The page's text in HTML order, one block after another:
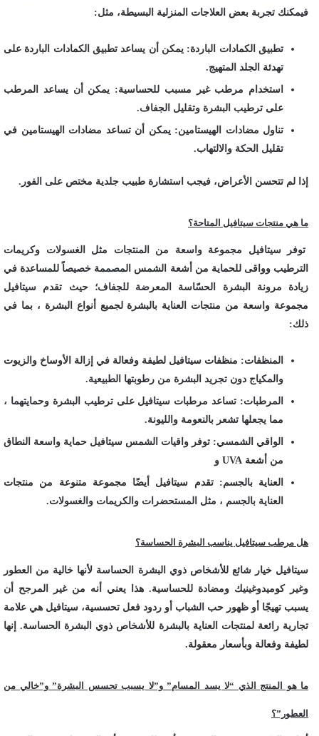
فيمكنك تجربة بعض العلاجات المنزلية البسيطة، مثل:
تطبيق الكمادات الباردة: يمكن أن يساعد تطبيق الكمادات الباردة على
تهدئة الجلد المتهيج.
استخدام مرطب غير مسبب للحساسية: يمكن أن يساعد المرطب
على ترطيب البشرة وتقليل الجفاف.
تناول مضادات الهيستامين: يمكن أن تساعد مضادات الهيستامين في
تقليل الحكة والالتهاب.
إذا لم تتحسن الأعراض، فيجب استشارة طبيب جلدية مختص على الفور.
ما هي منتجات سيتافيل المتاحة؟
توفر سيتافيل مجموعة واسعة من المنتجات مثل الغسولات وكريمات
الترطيب وواقى للحماية من أشعة الشمس المصممة خصيصاً للمساعدة في
زيادة مرونة البشرة الحسّاسة المعرضة للجفاف؛ حيث تقدم سيتافيل
مجموعة واسعة من منتجات العناية بالبشرة لجميع أنواع البشرة ، بما في
ذلك:
المنظفات: منظفات سيتافيل لطيفة وفعالة في إزالة الأوساخ والزيوت
والمكياج دون تجريد البشرة من رطوبتها الطبيعية.
المرطبات: تساعد مرطبات سيتافيل على ترطيب البشرة وحمايتهما ،
مما يجعلها تشعر بالنعومة والليونة.
الواقي الشمسي: توفر واقيات الشمس سيتافيل حماية واسعة النطاق
من أشعة UVA و
العناية بالجسم: تقدم سيتافيل أيضًا مجموعة متنوعة من منتجات
العناية بالجسم ، مثل المستحضرات والكريمات والغسولات.
هل مرطب سيتافيل يناسب البشرة الحساسة؟
سيتافيل خيار شائع للأشخاص ذوي البشرة الحساسة لأنها خالية من العطور
وغير كوميدوغينيك ومضادة للحساسية. هذا يعني أنه من غير المرجح أن
يسبب تهيجًا أو ظهور حب الشباب أو ردود فعل تحسسية، سيتافيل هي علامة
تجارية رائعة لمنتجات العناية بالبشرة للأشخاص ذوي البشرة الحساسة. إنها
لطيفة وفعالة وبأسعار معقولة.
ما هو المنتج الذي “لا يسد المسام” و”لا يسبب تحسس البشرة” و”خالي من
العطور”؟